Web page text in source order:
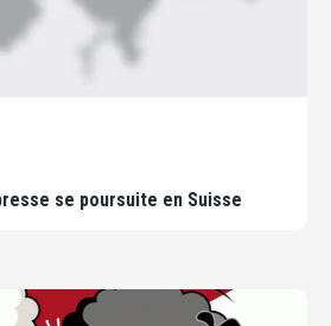
se poursuite en Suisse